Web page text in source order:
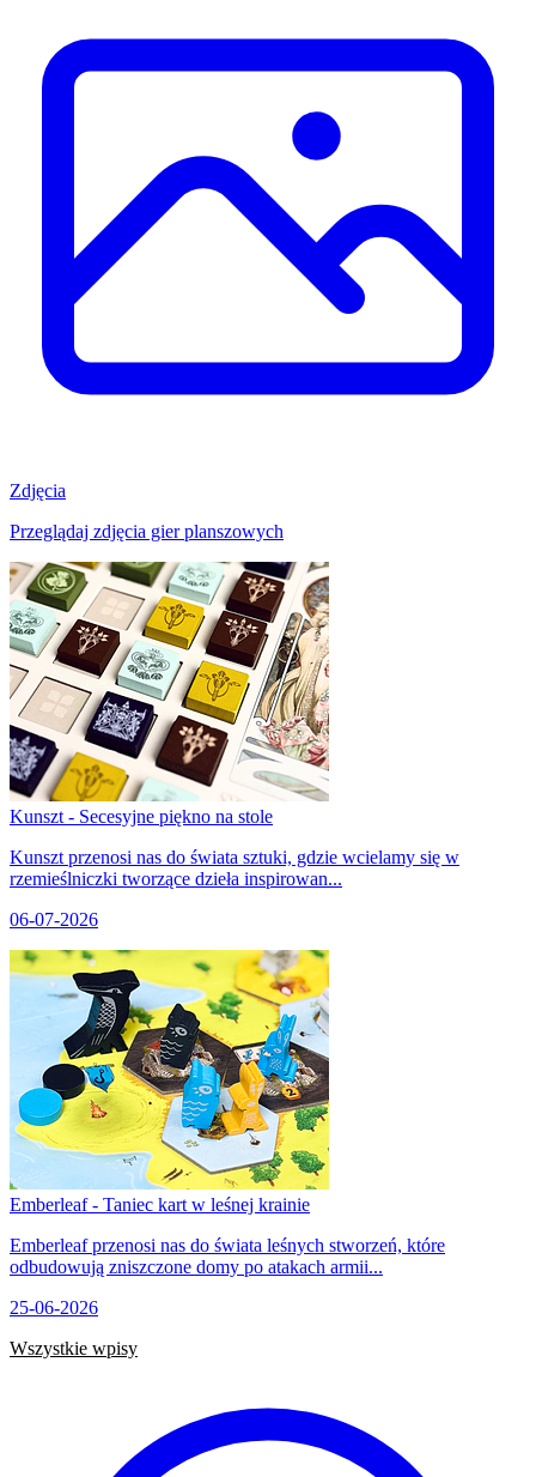
Zdjęcia
Przeglądaj zdjęcia gier planszowych
Kunszt - Secesyjne piękno na stole
Kunszt przenosi nas do świata sztuki, gdzie wcielamy się w
rzemieślniczki tworzące dzieła inspirowan...
06-07-2026
Emberleaf - Taniec kart w leśnej krainie
Emberleaf przenosi nas do świata leśnych stworzeń, które
odbudowują zniszczone domy po atakach armii...
25-06-2026
Wszystkie wpisy